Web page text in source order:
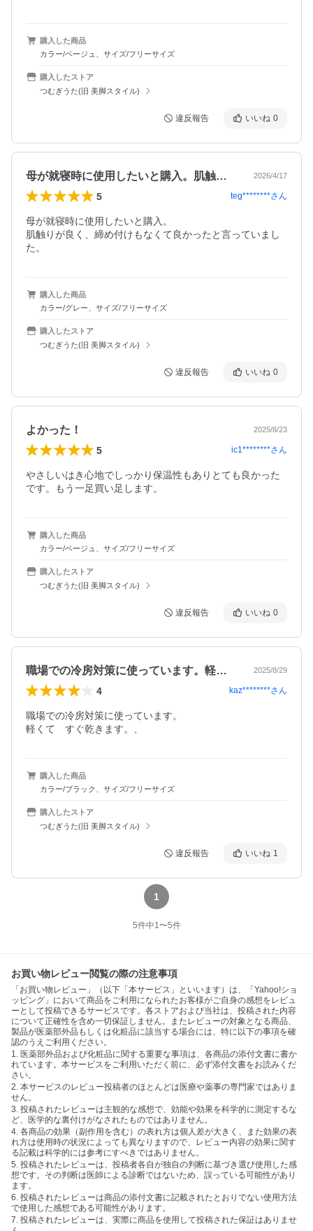
購入した商品
カラー/ベージュ、サイズ/フリーサイズ
購入したストア
つむぎうた(旧 美脚スタイル)
違反報告 いいね 0
母が就寝時に使用したいと購入。肌触りが… 2026/4/17
5 teg********さん
母が就寝時に使用したいと購入。
肌触りが良く、締め付けもなくて良かったと言っていまし
た。
購入した商品
カラー/グレー、サイズ/フリーサイズ
購入したストア
つむぎうた(旧 美脚スタイル)
違反報告 いいね 0
よかった！ 2025/8/23
5 ic1********さん
やさしいはき心地でしっかり保温性もありとても良かった
です。もう一足買い足します。
購入した商品
カラー/ベージュ、サイズ/フリーサイズ
購入したストア
つむぎうた(旧 美脚スタイル)
違反報告 いいね 0
職場での冷房対策に使っています。軽くて… 2025/8/29
4 kaz********さん
職場での冷房対策に使っています。
軽くて　すぐ乾きます。、
購入した商品
カラー/ブラック、サイズ/フリーサイズ
購入したストア
つむぎうた(旧 美脚スタイル)
違反報告 いいね 1
1
5件中1〜5件
お買い物レビュー閲覧の際の注意事項
「お買い物レビュー」（以下「本サービス」といいます）は、「Yahoo!ショ
ッピング」において商品をご利用になられたお客様がご自身の感想をレビュ
ーとして投稿できるサービスです。各ストアおよび当社は、投稿された内容
について正確性を含め一切保証しません。またレビューの対象となる商品、
製品が医薬部外品もしくは化粧品に該当する場合には、特に以下の事項を確
認のうえご利用ください。
1. 医薬部外品および化粧品に関する重要な事項は、各商品の添付文書に書か
れています。本サービスをご利用いただく前に、必ず添付文書をお読みくだ
さい。
2. 本サービスのレビュー投稿者のほとんどは医療や薬事の専門家ではありま
せん。
3. 投稿されたレビューは主観的な感想で、効能や効果を科学的に測定するな
ど、医学的な裏付けがなされたものではありません。
4. 各商品の効果（副作用を含む）の表れ方は個人差が大きく、また効果の表
れ方は使用時の状況によっても異なりますので、レビュー内容の効果に関す
る記載は科学的には参考にすべきではありません。
5. 投稿されたレビューは、投稿者各自が独自の判断に基づき選び使用した感
想です。その判断は医師による診断ではないため、誤っている可能性があり
ます。
6. 投稿されたレビューは商品の添付文書に記載されたとおりでない使用方法
で使用した感想である可能性があります。
7. 投稿されたレビューは、実際に商品を使用して投稿された保証はありませ